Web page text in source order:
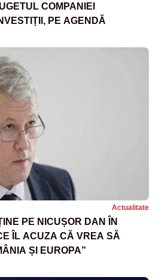
COMPANIEI
PE AGENDĂ
Actualitate
PE NICUȘOR DAN ÎN
ÎL ACUZA CĂ VREA SĂ
ȘI EUROPA”